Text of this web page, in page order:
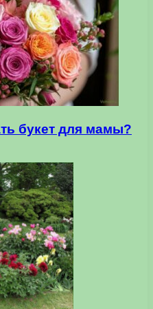
букет для мамы?